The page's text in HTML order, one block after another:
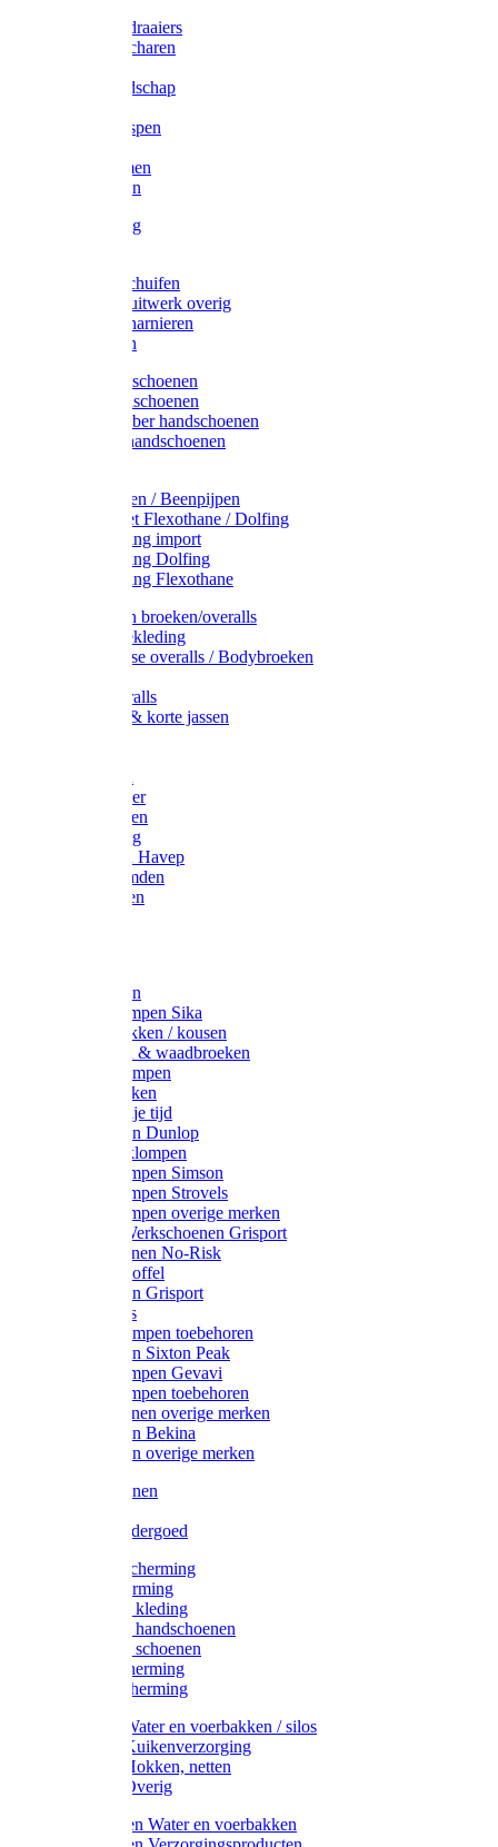
Schroevendraaiers
Tangen / Scharen
Meetgereedschap
Vijlen / Raspen
Lijmklemmen
Waterpassen
Bouwbeslag
Grendels/schuifen
Hang en sluitwerk overig
Hengen/scharnieren
Scharnieren
Latex handschoenen
Leren handschoenen
PVC / Rubber handschoenen
Katoenen handschoenen
Plukmouwen / Beenpijpen
Reparatieset Flexothane / Dolfing
Regenkleding import
Regenkleding Dolfing
Regenkleding Flexothane
Toebehoren broeken/overalls
Signalisatiekleding
Amerikaanse overalls / Bodybroeken
Kinderoveralls
Stofjassen & korte jassen
Bodywarmer
Werkbroeken
Zaagkleding
Werkjassen Havep
Thermohemden
Overhemden
Werksokken
Schoenklompen Sika
Thermo sokken / kousen
Lieslaarzen & waadbroeken
Houten klompen
Wandelsokken
Laarzen vrije tijd
Werklaarzen Dunlop
Kunststof klompen
Schoenklompen Simson
Schoenklompen Strovels
Schoenklompen overige merken
Wandel-/ Werkschoenen Grisport
Werkschoenen No-Risk
Klomppantoffel
Werklaarzen Grisport
Accessoires
Houten klompen toebehoren
Werklaarzen Sixton Peak
Schoenklompen Gevavi
Schoenklompen toebehoren
Werkschoenen overige merken
Werklaarzen Bekina
Werklaarzen overige merken
Handschoenen
Thermo ondergoed
Gehoorbescherming
Oogbescherming
Disposable kleding
Disposable handschoenen
Disposable schoenen
Mondbescherming
Hoofdbescherming
Pluimvee Water en voerbakken / silos
Pluimvee Kuikenverzorging
Pluimvee Hokken, netten
Pluimvee Overig
Knaagdieren Water en voerbakken